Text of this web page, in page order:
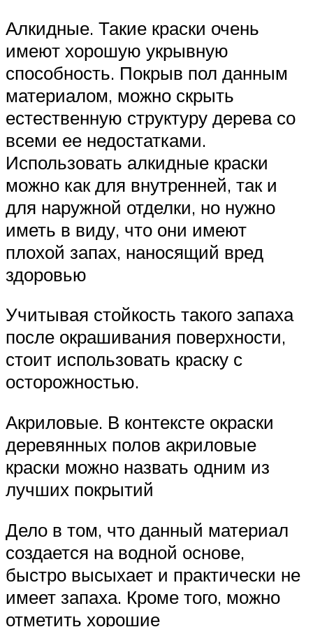
Алкидные. Такие краски очень
имеют хорошую укрывную
способность. Покрыв пол данным
материалом, можно скрыть
естественную структуру дерева со
всеми ее недостатками.
Использовать алкидные краски
можно как для внутренней, так и
для наружной отделки, но нужно
иметь в виду, что они имеют
плохой запах, наносящий вред
здоровью
Учитывая стойкость такого запаха
после окрашивания поверхности,
стоит использовать краску с
осторожностью.
Акриловые. В контексте окраски
деревянных полов акриловые
краски можно назвать одним из
лучших покрытий
Дело в том, что данный материал
создается на водной основе,
быстро высыхает и практически не
имеет запаха. Кроме того, можно
отметить хорошие